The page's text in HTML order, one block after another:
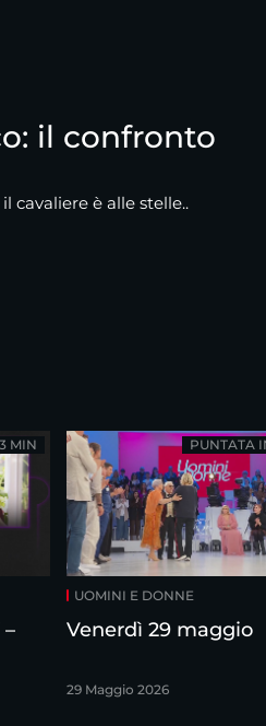
il confronto
cavaliere è alle stelle..
3 MIN
UOMINI E DONNE
Venerdì 29 maggio
29 Maggio 2026
PUNTATA